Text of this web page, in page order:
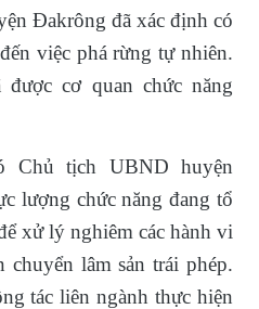
Đakrông đã xác định có
việc phá rừng tự nhiên.
cơ quan chức năng
tịch UBND huyện
lượng chức năng đang tổ
xử lý nghiêm các hành vi
chuyển lâm sản trái phép.
tác liên ngành thực hiện